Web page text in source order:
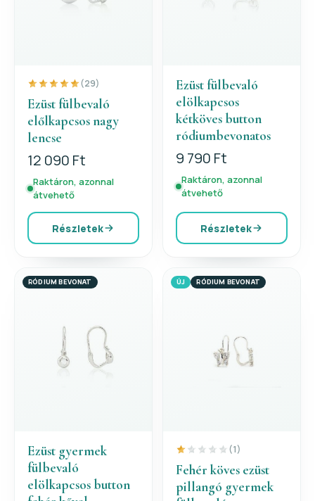
(29)
Ezüst fülbevaló
előlkapcsos nagy
lencse
12 090 Ft
Raktáron, azonnal
átvehető
Részletek
Ezüst fülbevaló
elölkapcsos
kétköves button
ródiumbevonatos
9 790 Ft
Raktáron, azonnal
átvehető
Részletek
RÓDIUM BEVONAT
Ezüst gyermek
fülbevaló
elölkapcsos button
ÚJ RÓDIUM BEVONAT
(1)
Fehér köves ezüst
pillangó gyermek